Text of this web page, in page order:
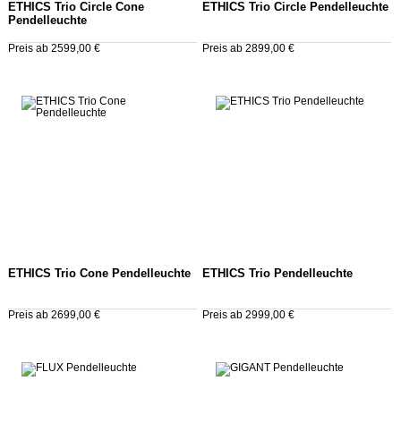
ETHICS Trio Circle Cone
Pendelleuchte
Preis ab 2599,00 €
ETHICS Trio Circle Pendelleuchte
Preis ab 2899,00 €
ETHICS Trio Cone Pendelleuchte
Preis ab 2699,00 €
ETHICS Trio Pendelleuchte
Preis ab 2999,00 €